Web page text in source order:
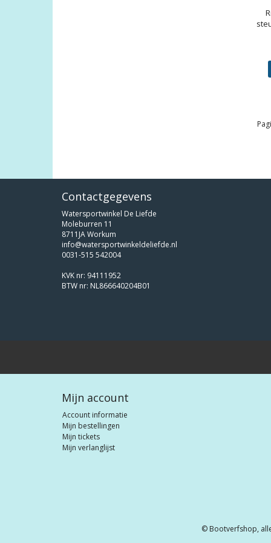
Contactgegevens
Watersportwinkel De Liefde
Moleburren 11
8711JA Workum
info@watersportwinkeldeliefde.nl
0031-515 542004
KVK nr: 94111952
BTW nr: NL866640204B01
Mijn account
Account informatie
Mijn bestellingen
Mijn tickets
Mijn verlanglijst
© Bootverfshop,